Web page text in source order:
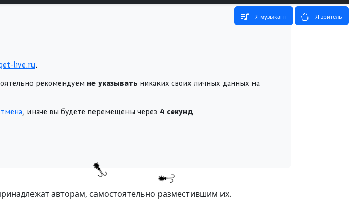
Я музыкант Я зритель
live.ru.
рекомендуем не указывать никаких своих личных данных на
, иначе вы будете перемещены через 4 секунд
авторам, самостоятельно разместившим их.